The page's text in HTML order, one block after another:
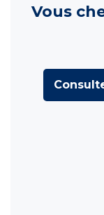
Vous